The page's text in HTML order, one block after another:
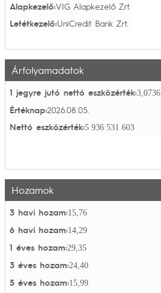
Alapkezelő:VIG Alapkezelő Zrt.
Letétkezelő:UniCredit Bank Zrt.
Árfolyamadatok
1 jegyre jutó nettó eszközérték:3,0736
Értéknap:2026.08.05.
Nettó eszközérték:5 936 531 603
Hozamok
3 havi hozam:15,76
6 havi hozam:14,29
1 éves hozam:29,35
3 éves hozam:24,40
5 éves hozam:15,99